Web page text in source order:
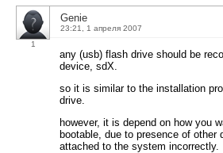
1
Genie
23:21, 1 апреля 2007
any (usb) flash drive should be
device, sdX.
so it is similar to the installation
drive.
however, it is depend on how you
bootable, due to presence of other
attached to the system incorrectly.